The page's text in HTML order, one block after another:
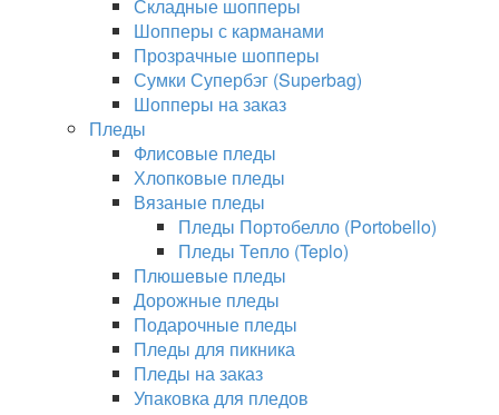
Складные шопперы
Шопперы с карманами
Прозрачные шопперы
Сумки Супербэг (Superbag)
Шопперы на заказ
Пледы
Флисовые пледы
Хлопковые пледы
Вязаные пледы
Пледы Портобелло (Portobello)
Пледы Тепло (Teplo)
Плюшевые пледы
Дорожные пледы
Подарочные пледы
Пледы для пикника
Пледы на заказ
Упаковка для пледов